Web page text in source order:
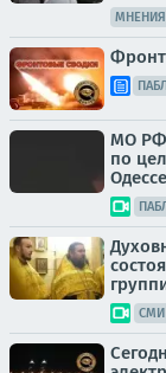
МНЕНИЯ
МО РФ
по
Одессе
СМИ